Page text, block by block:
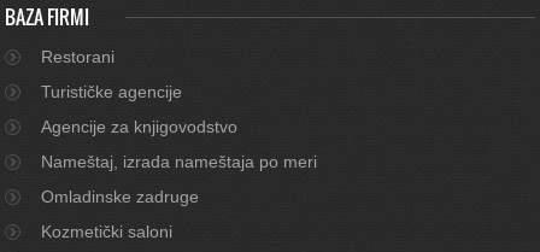
BAZA FIRMI
Restorani
Turističke agencije
Agencije za knjigovodstvo
Nameštaj, izrada nameštaja po meri
Omladinske zadruge
Kozmetički saloni